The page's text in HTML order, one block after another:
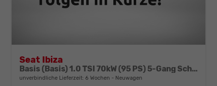
Seat Ibiza
Basis (Basis) 1.0 TSI 70kW (95 PS) 5-Gang Schaltgetriebe
unverbindliche Lieferzeit: 6 Wochen Neuwagen